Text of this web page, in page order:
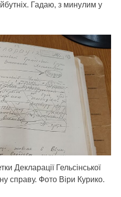
Гадаю, з минулим у
Декларації Гельсінської
справу. Фото Віри Курико.